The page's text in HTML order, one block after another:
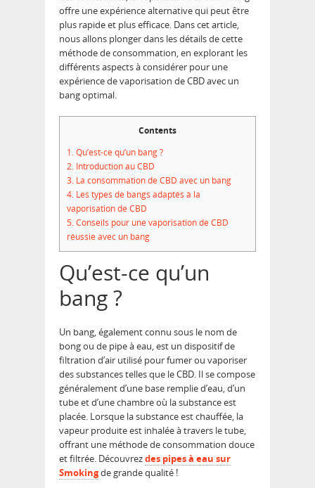
offre une expérience alternative qui peut être
plus rapide et plus efficace. Dans cet article,
nous allons plonger dans les détails de cette
méthode de consommation, en explorant les
différents aspects à considérer pour une
expérience de vaporisation de CBD avec un
bang optimal.
Contents
1.Qu’est-ce qu’un bang ?
2. Introduction au CBD
3. La consommation de CBD avec un bang
4. Les types de bangs adaptés à la
vaporisation de CBD
5.Conseils pour une vaporisation de CBD
réussie avec un bang
Qu’est-ce qu’un
bang ?
Un bang, également connu sous le nom de
bong ou de pipe à eau, est un dispositif de
filtration d’air utilisé pour fumer ou vaporiser
des substances telles que le CBD. Il se compose
généralement d’une base remplie d’eau, d’un
tube et d’une chambre où la substance est
placée. Lorsque la substance est chauffée, la
vapeur produite est inhalée à travers le tube,
offrant une méthode de consommation douce
et filtrée. Découvrezdes pipes à eau sur
Smokingde grande qualité !